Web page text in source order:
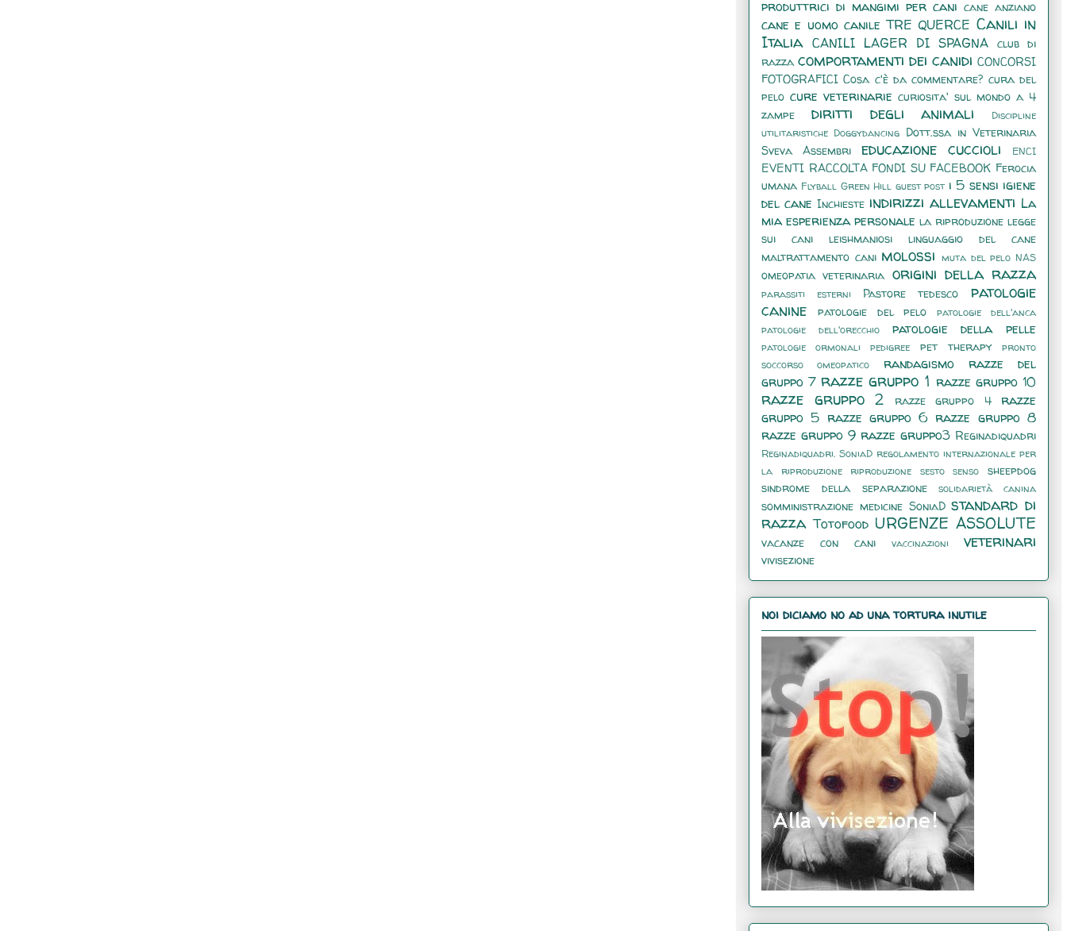
produttrici di mangimi per cani cane anziano
cane e uomo canile TRE QUERCE Canili in
Italia CANILI LAGER DI SPAGNA club di
razza comportamenti dei canidi CONCORSI
FOTOGRAFICI Cosa c'è da commentare? cura del
pelo cure veterinarie curiosita' sul mondo a 4
zampe
diritti degli animali
Discipline
utilitaristiche Doggydancing Dott.ssa in Veterinaria
Sveva Assembri
educazione cuccioli ENCI
EVENTI RACCOLTA FONDI SU FACEBOOK Ferocia
umana Flyball Green Hill guest post i 5 sensi igiene
del cane Inchieste indirizzi allevamenti La
mia esperienza personale la riproduzione legge
sui cani
leishmaniosi
linguaggio del cane
maltrattamento cani molossi muta del pelo NAS
omeopatia veterinaria origini della razza
parassiti esterni Pastore tedesco
patologie
canine
patologie del pelo
patologie dell'anca
patologie dell'orecchio
patologie della pelle
patologie ormonali pedigree pet therapy
pronto
soccorso omeopatico
randagismo
razze del
gruppo 7 razze gruppo 1 razze gruppo 10
razze gruppo 2 razze gruppo 4
razze
gruppo 5 razze gruppo 6 razze gruppo 8
razze gruppo 9 razze gruppo3 Reginadiquadri
Reginadiquadri. SoniaD regolamento internazionale per
la riproduzione
riproduzione sesto senso
sheepdog
sindrome della separazione
solidarietà canina
somministrazione medicine SoniaD standard di
razza Totofood URGENZE ASSOLUTE
vacanze con cani vaccinazioni veterinari
vivisezione
noi diciamo no ad una tortura inutile